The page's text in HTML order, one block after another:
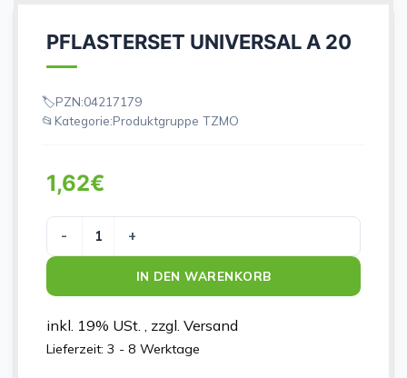
PFLASTERSET UNIVERSAL A 20
PZN:04217179
Kategorie:Produktgruppe TZMO
1,62€
PFLASTERSET UNIVERSAL A 20 Menge
IN DEN WARENKORB
inkl. 19% USt. , zzgl. Versand
Lieferzeit: 3 - 8 Werktage